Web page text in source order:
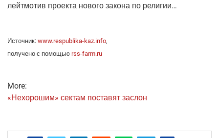
лейт­мо­тив про­ек­та ново­го зако­на по религии…
Источ­ник: www.respublika-kaz.info
полу­че­но с помо­щью rss-farm.ru
More:
«Нехо­ро­шим» сек­там поста­вят заслон